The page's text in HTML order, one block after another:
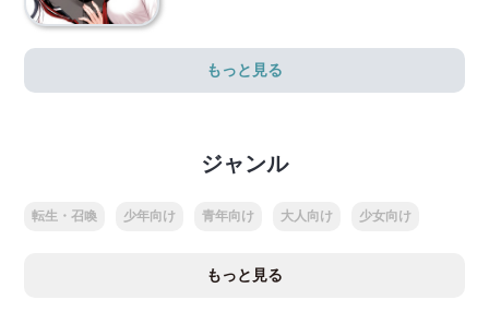
もっと見る
ジャンル
転生・召喚 少年向け 青年向け 大人向け 少女向け
もっと見る